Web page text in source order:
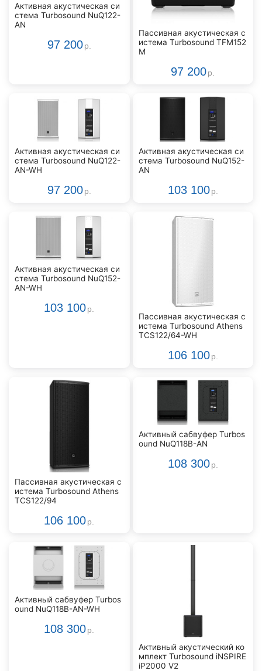
Активная акустическая си
стема Turbosound NuQ122-
AN
97 200 р.
Пассивная акустическая с
истема Turbosound TFM152
M
97 200 р.
Активная акустическая си
стема Turbosound NuQ122-
AN-WH
97 200 р.
Активная акустическая си
стема Turbosound NuQ152-
AN
103 100 р.
Активная акустическая си
стема Turbosound NuQ152-
AN-WH
103 100 р.
Пассивная акустическая с
истема Turbosound Athens
TCS122/64-WH
106 100 р.
Пассивная акустическая с
истема Turbosound Athens
TCS122/94
106 100 р.
Активный сабвуфер Turbos
ound NuQ118B-AN
108 300 р.
Активный сабвуфер Turbos
ound NuQ118B-AN-WH
108 300 р.
Активный акустический ко
мплект Turbosound iNSPIRE
iP2000 V2